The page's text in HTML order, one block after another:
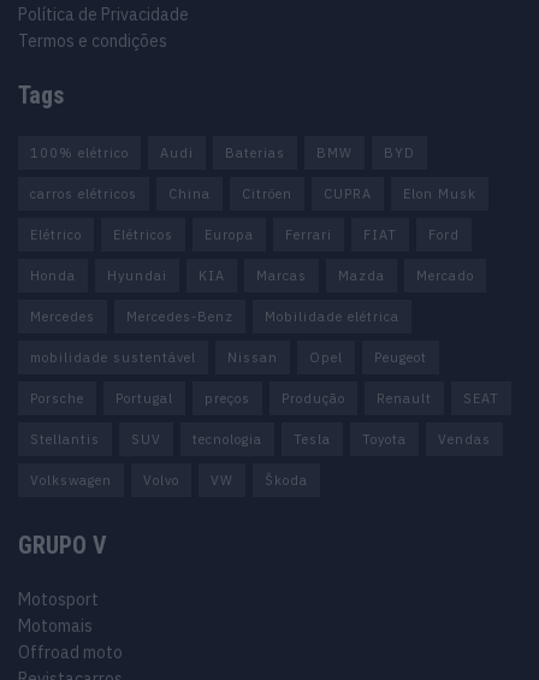
Política de Privacidade
Termos e condições
Tags
100% elétrico Audi Baterias BMW BYD
carros elétricos China Citröen CUPRA Elon Musk
Elétrico Elétricos Europa Ferrari FIAT Ford
Honda Hyundai KIA Marcas Mazda Mercado
Mercedes Mercedes-Benz Mobilidade elétrica
mobilidade sustentável Nissan Opel Peugeot
Porsche Portugal preços Produção Renault SEAT
Stellantis SUV tecnologia Tesla Toyota Vendas
Volkswagen Volvo VW Škoda
GRUPO V
Motosport
Motomais
Offroad moto